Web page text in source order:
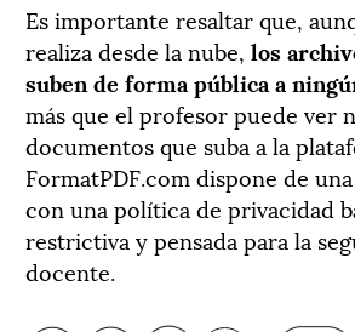
Es importante resaltar que,
realiza desde la nube, los
suben de forma pública a
más que el profesor puede ver
documentos que suba a la
FormatPDF.com dispone de
con una política de privacidad
restrictiva y pensada para la
docente.